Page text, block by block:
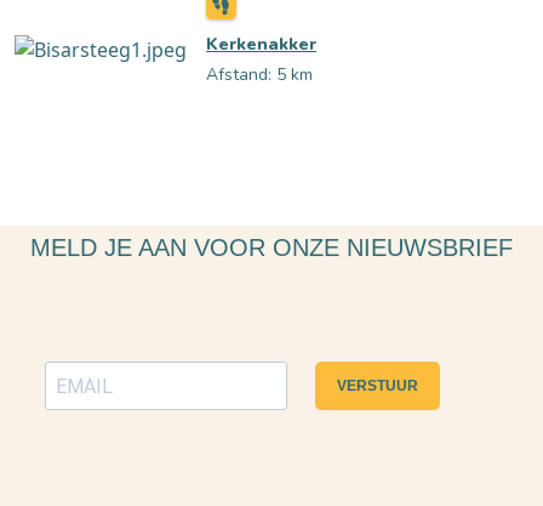
Kerkenakker
Afstand: 5 km
MELD JE AAN VOOR ONZE NIEUWSBRIEF
VERSTUUR